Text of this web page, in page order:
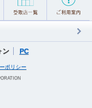
ン PC
ポリシー